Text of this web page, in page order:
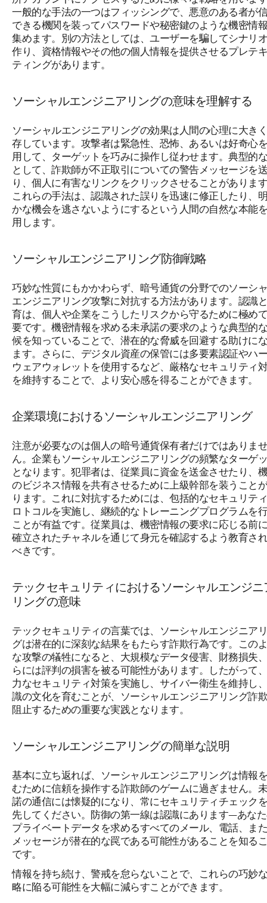
一般的な手法の一つはフィッシングで、悪意のある者が
できる機関を装ってパスワードや秘密鍵のような機密情
集めます。別の方法としては、ユーザーを騙してシナリ
作り、資格情報やその他の個人情報を提供させるプレテ
ティングがあります。
ソーシャルエンジニアリングの意味を理解する
ソーシャルエンジニアリングの効果は人間の心理に大き
存しています。攻撃者は緊急性、恐怖、あるいは好奇心
用して、ターゲットを巧みに操作し従わせます。典型的
として、詐欺師が不正取引についての警告メッセージを送
り、個人に有害なリンクをクリックさせることがありま
これらの手法は、認識された誤りを迅速に修正したり、
かな機会を逃さないようにするという人間の自然な本能
用します。
ソーシャルエンジニアリング防御戦略
巧妙な性質にもかかわらず、暗号通貨の分野でのソーシ
エンジニアリング攻撃に対抗する方法があります。認識
育は、個人や企業をこうしたリスクから守るために極め
要です。機密情報を求める未承諾の要求のような典型的
候を知っていることで、潜在的な脅威を回避する助けに
ます。さらに、デジタル資産の保管には多要素認証やハ
ウェアウォレットを使用するなど、厳格なセキュリティ
を維持することで、より安心感を得ることができます。
企業環境におけるソーシャルエンジニアリング
注意が必要なのは個人の暗号通貨保有者だけではありませ
ん。企業もソーシャルエンジニアリングの頻繁なターゲ
となります。犯罪者は、従業員に資金を送金させたり、
のビジネス情報を共有させるために上級幹部を装うこと
ります。これに対抗するためには、包括的なセキュリテ
ロトコルを実施し、継続的なトレーニングプログラムを
ことが有益です。従業員は、機密情報の要求に応じる前
確立されたチャネルを通じて身元を確認するよう教育さ
べきです。
テックセキュリティにおけるソーシャルエンジニ
リングの意味
テックセキュリティの言葉では、ソーシャルエンジニア
グは潜在的に深刻な結果をもたらす詐欺行為です。この
な攻撃の犠牲になると、大規模なデータ侵害、財務損失
らには評判の損害を被る可能性があります。したがって
力なセキュリティ対策を実施し、サイバー衛生を維持し
識の文化を育むことが、ソーシャルエンジニアリング詐
阻止するための重要な実践となります。
ソーシャルエンジニアリングの簡単な説明
基本に立ち返れば、ソーシャルエンジニアリングは情報
むために信頼を操作する詐欺師のゲームに過ぎません。
諾の通信には懐疑的になり、常にセキュリティチェック
先してください。防御の第一線は認識にあります—あな
プライベートデータを求めるすべてのメール、電話、ま
メッセージが潜在的な罠である可能性があることを知る
です。
情報を持ち続け、警戒を怠らないことで、これらの巧妙
略に陥る可能性を大幅に減らすことができます。